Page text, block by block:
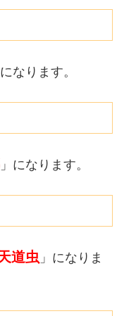
になります。
」になります。
道虫 」になりま